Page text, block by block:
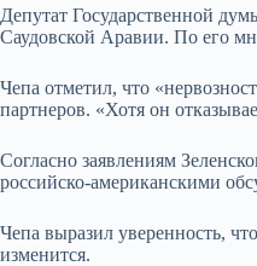
Депутат Государственной
Саудовской Аравии. По его
Чепа отметил, что
партнеров. «Хотя он
Согласно заявлениям
российско-американскими
Чепа выразил уверенность,
изменится.